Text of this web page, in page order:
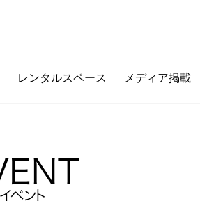
レンタルスペース メディア掲載